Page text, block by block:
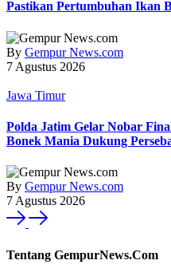
Pastikan Pertumbuhan Ikan
By Gempur News.com
7 Agustus 2026
Jawa Timur
Polda Jatim Gelar Nobar
Bonek Mania Dukung
By Gempur News.com
7 Agustus 2026
Tentang GempurNews.Com